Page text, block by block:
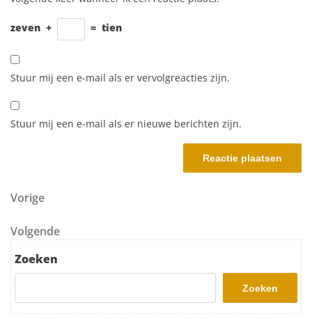
zeven + = tien
Stuur mij een e-mail als er vervolgreacties zijn.
Stuur mij een e-mail als er nieuwe berichten zijn.
Berichtnavigatie
Vorig bericht
Vorige
Volgend bericht
Volgende
Zoeken
Zoeken